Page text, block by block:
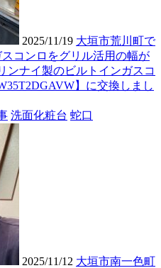
2025/11/19 大垣市荒川町で
コンロをグリル活用の幅が
ンナイ製のビルトインガスコ
】に交換しまし
洗面化粧台 蛇口
2025/11/12 大垣市南一色町